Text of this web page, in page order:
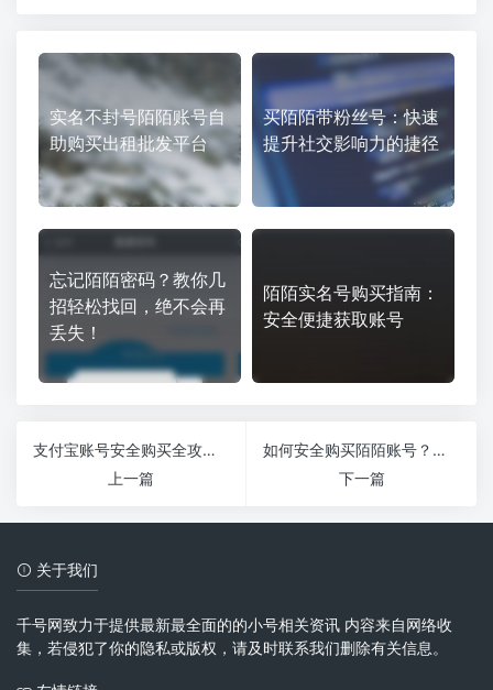
实名不封号陌陌账号自
助购买出租批发平台
买陌陌带粉丝号：快速
提升社交影响力的捷径
忘记陌陌密码？教你几
招轻松找回，绝不会再
丢失！
陌陌实名号购买指南：
安全便捷获取账号
支付宝账号安全购买全攻略：保护财产从现在开始
上一篇
如何安全购买陌陌账号？全面指南助你安心交易
下一篇
关于我们
千号网致力于提供最新最全面的的小号相关资讯 内容来自网络收
集，若侵犯了你的隐私或版权，请及时联系我们删除有关信息。